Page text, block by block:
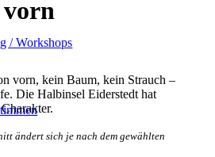
/ Workshops
vorn, kein Baum, kein Strauch –
Die Halbinsel Eiderstedt hat
ändert sich je nach dem gewählten